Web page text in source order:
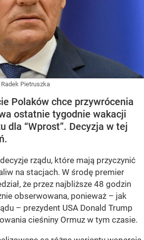
Radek Pietruszka
Polaków chce przywrócenia
ostatnie tygodnie wakacji
dla “Wprost”. Decyzja w tej
rządu, które mają przyczynić
na stacjach. W środę premier
że przez najbliższe 48 godzin
obserwowana, ponieważ – jak
– prezydent USA Donald Trump
cieśniny Ormuz w tym czasie.